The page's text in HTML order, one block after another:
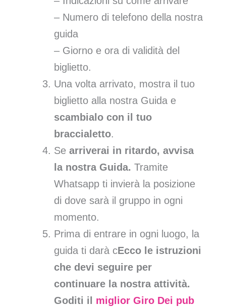
– Numero di telefono della nostra
guida
– Giorno e ora di validità del
biglietto.
Una volta arrivato, mostra il tuo
biglietto alla nostra Guida e
scambialo con il tuo
braccialetto.
Se arriverai in ritardo, avvisa
la nostra Guida. Tramite
Whatsapp ti invierà la posizione
di dove sarà il gruppo in ogni
momento.
Prima di entrare in ogni luogo, la
guida ti darà cEcco le istruzioni
che devi seguire per
continuare la nostra attività.
Goditi il ​​ miglior Giro Dei pub